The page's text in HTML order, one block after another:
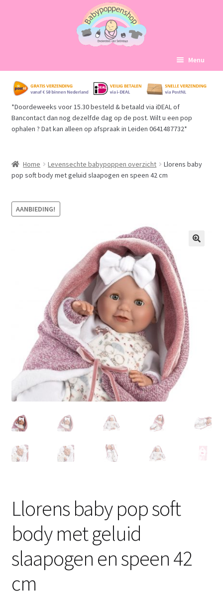
naar
navigatie
de
inhoud
Menu
Home
Babypoppen Afdelingen
Mijn account
Afrekenen
*Doordeweeks voor 15.30 besteld & betaald via iDEAL of
Bancontact dan nog dezelfde dag op de post. Wilt u een pop
ophalen ? Dat kan alleen op afspraak in Leiden 0641487732*
Home Levensechte babypoppen overzicht
Llorens baby
pop soft body met geluid slaapogen en speen 42 cm
AANBIEDING!
Llorens baby pop soft
body met geluid
slaapogen en speen 42
cm